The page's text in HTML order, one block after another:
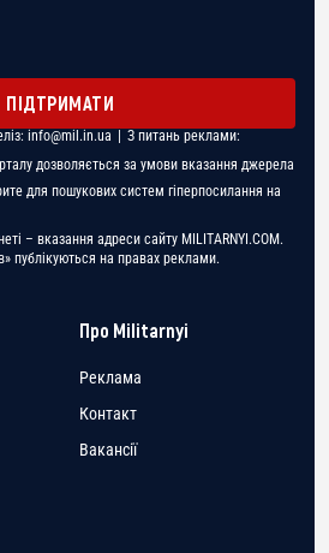
ПІДТРИМАТИ
info@mil.in.ua | З питань реклами:
дозволяється за умови вказання джерела
для пошукових систем гіперпосилання на
– вказання адреси сайту MILITARNYI.COM.
публікуються на правах реклами.
Про Militarnyi
Реклама
Контакт
Вакансії